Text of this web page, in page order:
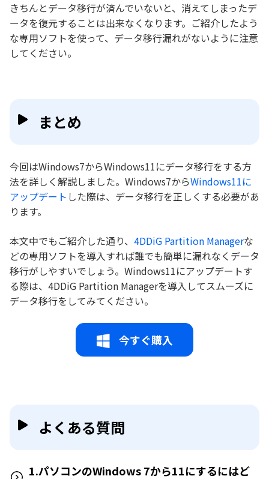
きちんとデータ移行が済んでいないと、消えてしまったデ
ータを復元することは出来なくなります。ご紹介したよう
な専用ソフトを使って、データ移行漏れがないように注意
してください。
まとめ
今回はWindows7からWindows11にデータ移行をする方
法を詳しく解説しました。Windows7からWindows11に
アップデート した際は、データ移行を正しくする必要があ
ります。
本文中でもご紹介した通り、 4DDiG Partition Managerな
どの専用ソフトを導入すれば誰でも簡単に漏れなくデータ
移行がしやすいでしょう。Windows11にアップデートす
る際は、4DDiG Partition Managerを導入してスムーズに
データ移行をしてみてください。
今すぐ購入
よくある質問
1.パソコンのWindows 7から11にするにはど